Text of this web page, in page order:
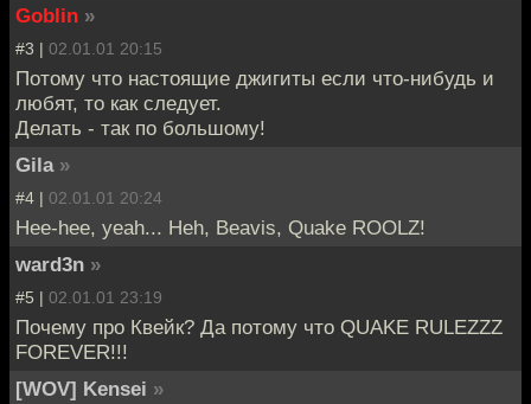
Goblin »
#3 | 02.01.01 20:15
Потому что настоящие джигиты если что-нибудь и
любят, то как следует.
Делать - так по большому!
Gila »
#4 | 02.01.01 20:24
Hee-hee, yeah... Heh, Beavis, Quake ROOLZ!
ward3n »
#5 | 02.01.01 23:19
Почему про Квейк? Да потому что QUAKE RULEZZZ
FOREVER!!!
[WOV] Kensei »